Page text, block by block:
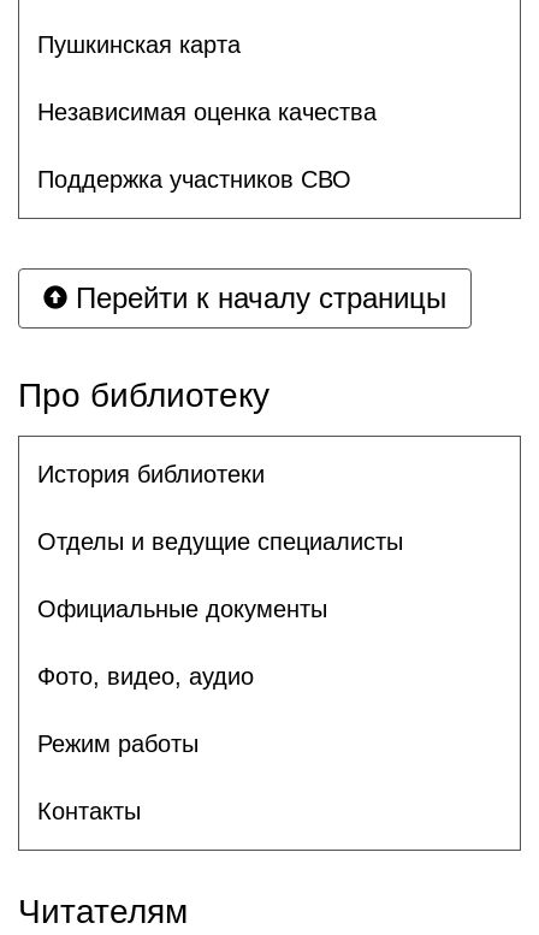
Пушкинская карта
Независимая оценка качества
Поддержка участников СВО
Перейти к началу страницы
Про библиотеку
История библиотеки
Отделы и ведущие специалисты
Официальные документы
Фото, видео, аудио
Режим работы
Контакты
Читателям